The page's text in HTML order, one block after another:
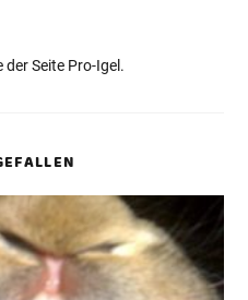
der Seite Pro-Igel.